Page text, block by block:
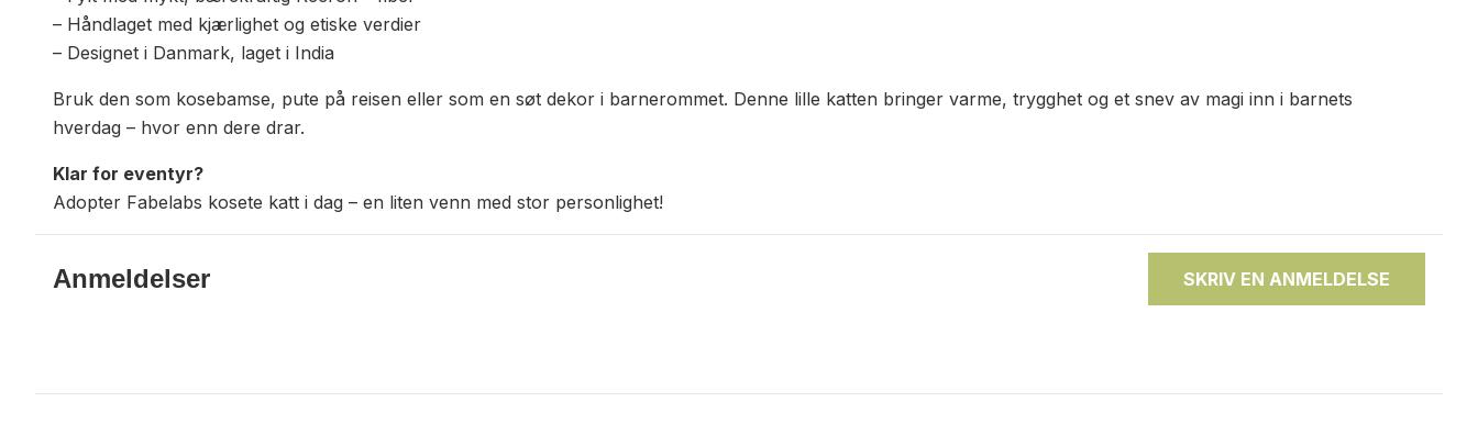
– Håndlaget med kjærlighet og etiske verdier
– Designet i Danmark, laget i India
Bruk den som kosebamse, pute på reisen eller som en søt dekor i barnerommet. Denne lille katten bringer varme, trygghet og et snev av magi inn i barnets
hverdag – hvor enn dere drar.
Klar for eventyr?
Adopter Fabelabs kosete katt i dag – en liten venn med stor personlighet!
Anmeldelser SKRIV EN ANMELDELSE